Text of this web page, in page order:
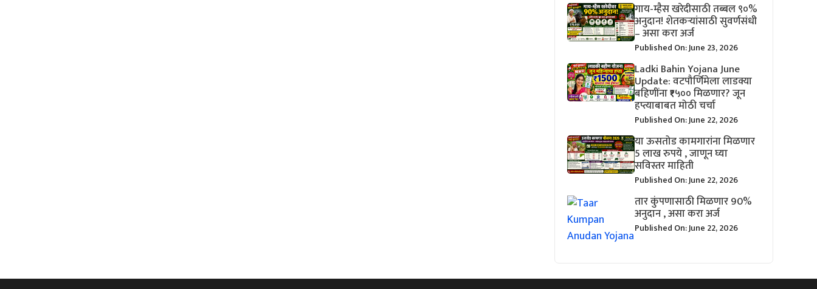
गाय-म्हैस खरेदीसाठी तब्बल ९०%
अनुदान! शेतकऱ्यांसाठी सुवर्णसंधी
– असा करा अर्ज
Published On: June 23, 2026
Ladki Bahin Yojana June
Update: वटपौर्णिमेला लाडक्या
बहिणींना ₹१५०० मिळणार? जून
हप्त्याबाबत मोठी चर्चा
Published On: June 22, 2026
या ऊसतोड कामगारांना मिळणार
5 लाख रुपये , जाणून घ्या
सविस्तर माहिती
Published On: June 22, 2026
तार कुंपणासाठी मिळणार 90%
अनुदान , असा करा अर्ज
Published On: June 22, 2026